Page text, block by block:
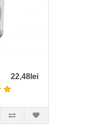
22,48lei